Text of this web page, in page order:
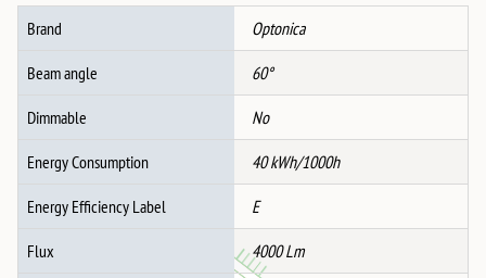
60°
4500K
PASS
Brand Optonica
Beam angle 60°
Dimmable No
Energy Consumption 40 kWh/1000h
Energy Efficiency Label E
Flux 4000 Lm